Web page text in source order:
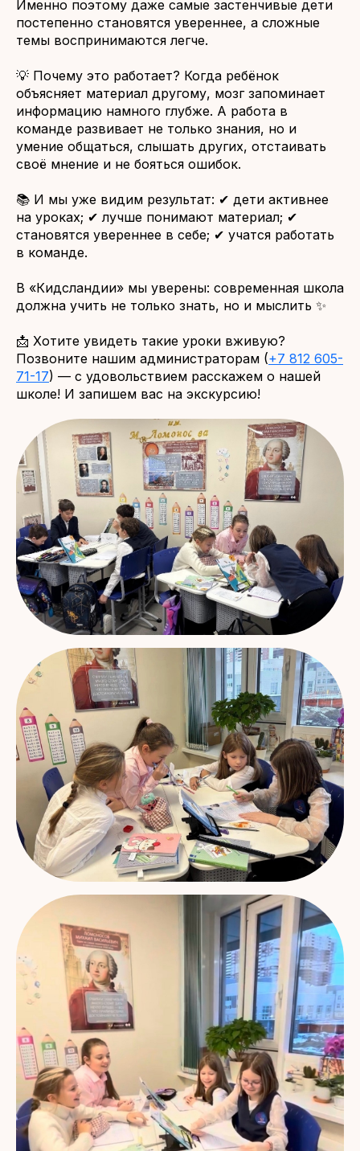
Именно поэтому даже самые застенчивые дети
постепенно становятся увереннее, а сложные
темы воспринимаются легче.
💡 Почему это работает? Когда ребёнок
объясняет материал другому, мозг запоминает
информацию намного глубже. А работа в
команде развивает не только знания, но и
умение общаться, слышать других, отстаивать
своё мнение и не бояться ошибок.
📚 И мы уже видим результат: ✔ дети активнее
на уроках; ✔ лучше понимают материал; ✔
становятся увереннее в себе; ✔ учатся работать
в команде.
В «Кидсландии» мы уверены: современная школа
должна учить не только знать, но и мыслить ✨
📩 Хотите увидеть такие уроки вживую?
Позвоните нашим администраторам (+7 812 605-
71-17) — с удовольствием расскажем о нашей
школе! И запишем вас на экскурсию!